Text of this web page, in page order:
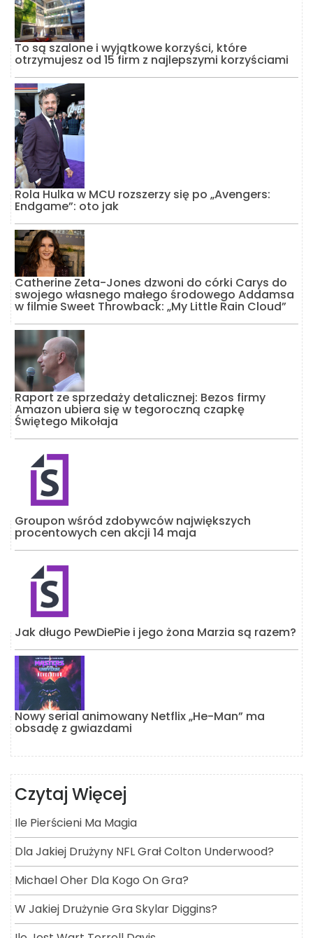
To są szalone i wyjątkowe korzyści, które
otrzymujesz od 15 firm z najlepszymi korzyściami
Rola Hulka w MCU rozszerzy się po „Avengers:
Endgame”: oto jak
Catherine Zeta-Jones dzwoni do córki Carys do
swojego własnego małego środowego Addamsa
w filmie Sweet Throwback: „My Little Rain Cloud”
Raport ze sprzedaży detalicznej: Bezos firmy
Amazon ubiera się w tegoroczną czapkę
Świętego Mikołaja
Groupon wśród zdobywców największych
procentowych cen akcji 14 maja
Jak długo PewDiePie i jego żona Marzia są razem?
Nowy serial animowany Netflix „He-Man” ma
obsadę z gwiazdami
Czytaj Więcej
Ile Pierścieni Ma Magia
Dla Jakiej Drużyny NFL Grał Colton Underwood?
Michael Oher Dla Kogo On Gra?
W Jakiej Drużynie Gra Skylar Diggins?